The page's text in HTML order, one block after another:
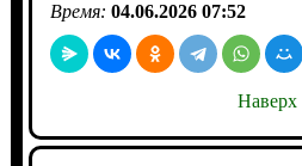
Время: 04.06.2026 07:52
Наверх